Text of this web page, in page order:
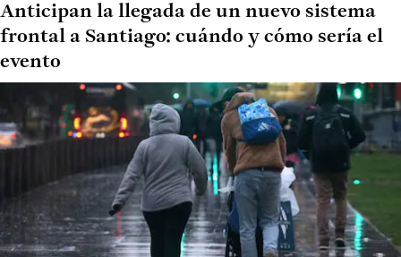
Anticipan la llegada de un nuevo sistema
frontal a Santiago: cuándo y cómo sería el
evento